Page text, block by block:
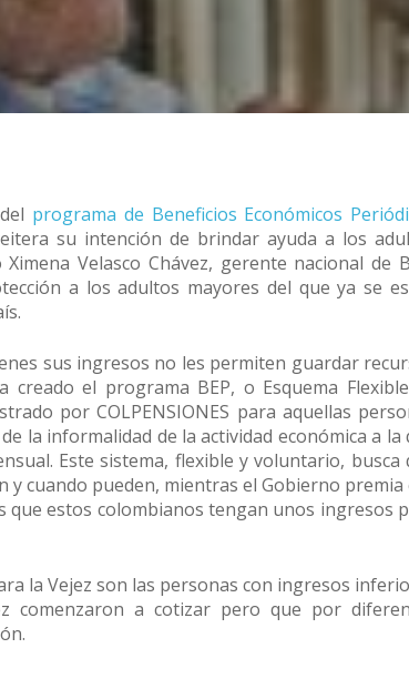
programa de Beneficios Económicos
su intención de brindar ayuda a los
Velasco Chávez, gerente nacional de
a los adultos mayores del que ya se
sus ingresos no les permiten guardar
el programa BEP, o Esquema
por COLPENSIONES para aquellas
la informalidad de la actividad económica a la
Este sistema, flexible y voluntario, busca
cuando pueden, mientras el Gobierno premia
estos colombianos tengan unos ingresos
la Vejez son las personas con ingresos
comenzaron a cotizar pero que por